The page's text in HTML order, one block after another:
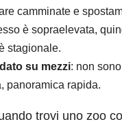
camminate e
è sopraelevata,
stagionale.
su mezzi: non
panoramica rapida.
trovi uno zoo